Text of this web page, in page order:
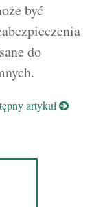
być
do
artykuł